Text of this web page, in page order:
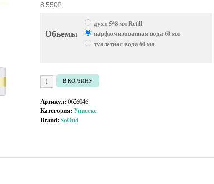
8 550Р
Обьемы
духи 5*8 мл Refill
парфюмированная вода 60 мл
туалетная вода 60 мл
Количество товара SoOud Hajj
В КОРЗИНУ
Артикул:0626046
Категория:Унисекс
Brand:SoOud